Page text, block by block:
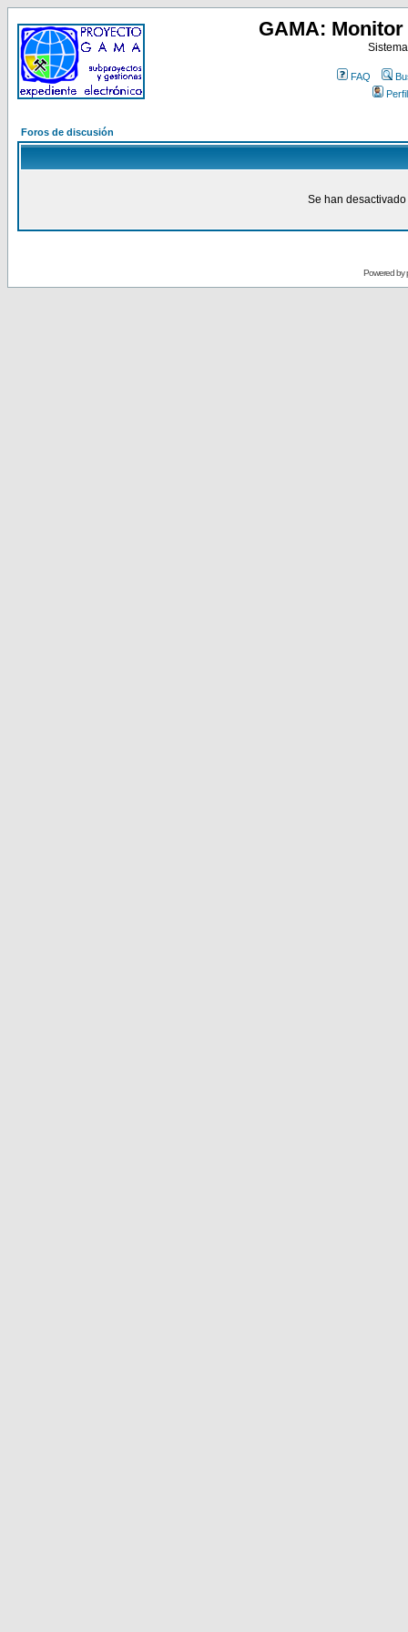
GAMA:
FAQ
Perfil
Foros de discusión
Se han
Powered by